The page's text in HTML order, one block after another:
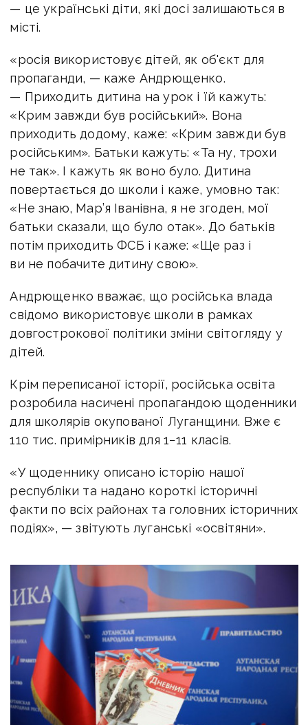
— це українські діти, які досі залишаються в
місті.
«росія використовує дітей, як об'єкт для
пропаганди, — каже Андрющенко.
— Приходить дитина на урок і їй кажуть:
«Крим завжди був російський». Вона
приходить додому, каже: «Крим завжди був
російським». Батьки кажуть: «Та ну, трохи
не так». І кажуть як воно було. Дитина
повертається до школи і каже, умовно так:
«Не знаю, Мар’я Іванівна, я не згоден, мої
батьки сказали, що було отак». До батьків
потім приходить ФСБ і каже: «Ще раз і
ви не побачите дитину свою».
Андрющенко вважає, що російська влада
свідомо використовує школи в рамках
довгострокової політики зміни світогляду у
дітей.
Крім переписаної історії, російська освіта
розробила насичені пропагандою щоденники
для школярів окупованої Луганщини. Вже є
110 тис. примірників для 1−11 класів.
«У щоденнику описано історію нашої
республіки та надано короткі історичні
факти по всіх районах та головних історичних
подіях», — звітують луганські «освітяни».